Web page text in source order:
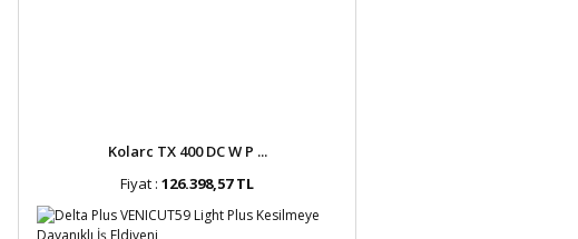
Kolarc TX 400 DC W P ...
Fiyat : 126.398,57 TL